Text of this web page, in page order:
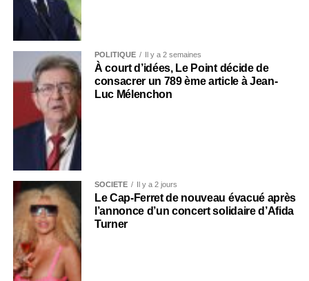
POLITIQUE Il y a 2 semaines
À court d’idées, Le Point décide de
consacrer un 789 ème article à Jean-
Luc Mélenchon
SOCIÉTÉ Il y a 2 jours
Le Cap-Ferret de nouveau évacué après
l’annonce d’un concert solidaire d’Afida
Turner